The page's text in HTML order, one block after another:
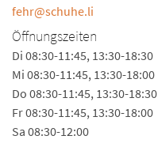
fehr@schuhe.li
Öffnungszeiten
Di 08:30-11:45, 13:30-18:30
Mi 08:30-11:45, 13:30-18:00
Do 08:30-11:45, 13:30-18:30
Fr 08:30-11:45, 13:30-18:00
Sa 08:30-12:00